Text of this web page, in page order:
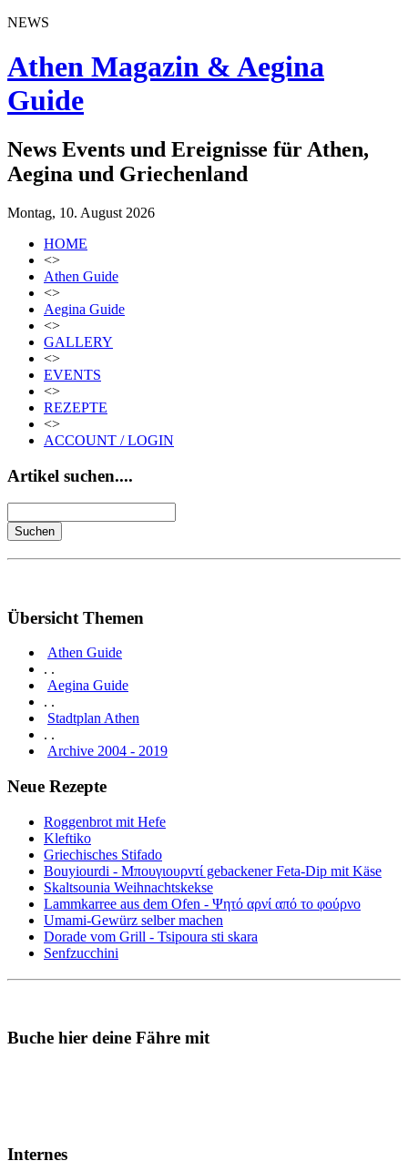
NEWS
Athen Magazin & Aegina
Guide
News Events und Ereignisse für Athen,
Aegina und Griechenland
Montag, 10. August 2026
HOME
<>
Athen Guide
<>
Aegina Guide
<>
GALLERY
<>
EVENTS
<>
REZEPTE
<>
ACCOUNT / LOGIN
Artikel suchen....
Übersicht Themen
Athen Guide
. .
Aegina Guide
. .
Stadtplan Athen
. .
Archive 2004 - 2019
Neue Rezepte
Roggenbrot mit Hefe
Kleftiko
Griechisches Stifado
Bouyiourdi - Μπουγιουρντί gebackener Feta-Dip mit Käse
Skaltsounia Weihnachtskekse
Lammkarree aus dem Ofen - Ψητό αρνί από το φούρνο
Umami-Gewürz selber machen
Dorade vom Grill - Tsipoura sti skara
Senfzucchini
Buche hier deine Fähre mit
Internes